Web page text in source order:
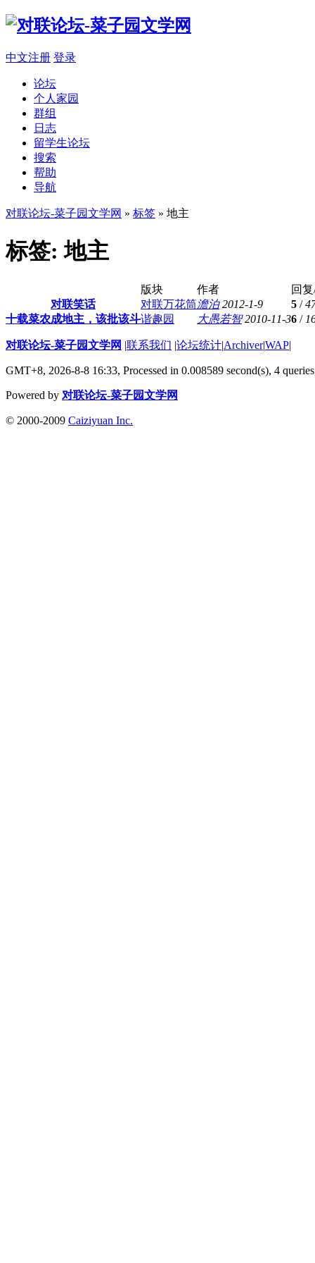
中文注册 登录
论坛
个人家园
群组
日志
留学生论坛
搜索
帮助
导航
对联论坛-菜子园文学网 » 标签 » 地主
标签: 地主
版块 作者
回
对联笑话
对联万花筒澹泊 2012-1-9 5 /
十载菜农成地主，该批该斗谐趣园 大愚若智 2010-11-36 /
对联论坛-菜子园文学网 |联系我们 |论坛统计|Archiver|WAP|
GMT+8, 2026-8-8 16:33, Processed in 0.008589 second(s), 4
Powered by 对联论坛-菜子园文学网
© 2000-2009 Caiziyuan Inc.